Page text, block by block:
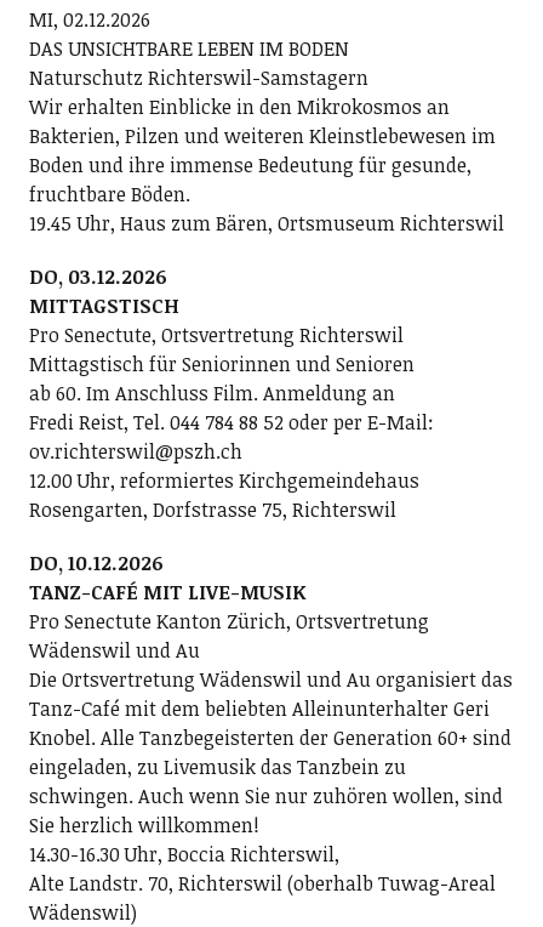
MI, 02.12.2026
DAS UNSICHTBARE LEBEN IM BODEN
Naturschutz Richterswil-Samstagern
Wir erhalten Einblicke in den Mikrokosmos an
Bakterien, Pilzen und weiteren Kleinstlebewesen im
Boden und ihre immense Bedeutung für gesunde,
fruchtbare Böden.
19.45 Uhr, Haus zum Bären, Ortsmuseum Richterswil
DO, 03.12.2026
MITTAGSTISCH
Pro Senectute, Ortsvertretung Richterswil
Mittagstisch für Seniorinnen und Senioren
ab 60. Im Anschluss Film. Anmeldung an
Fredi Reist, Tel. 044 784 88 52 oder per E-Mail:
ov.richterswil@pszh.ch
12.00 Uhr, reformiertes Kirchgemeindehaus
Rosengarten, Dorfstrasse 75, Richterswil
DO, 10.12.2026
TANZ-CAFÉ MIT LIVE-MUSIK
Pro Senectute Kanton Zürich, Ortsvertretung
Wädenswil und Au
Die Ortsvertretung Wädenswil und Au organisiert das
Tanz-Café mit dem beliebten Alleinunterhalter Geri
Knobel. Alle Tanzbegeisterten der Generation 60+ sind
eingeladen, zu Livemusik das Tanzbein zu
schwingen. Auch wenn Sie nur zuhören wollen, sind
Sie herzlich willkommen!
14.30-16.30 Uhr, Boccia Richterswil,
Alte Landstr. 70, Richterswil (oberhalb Tuwag-Areal
Wädenswil)